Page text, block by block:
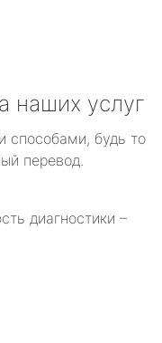
наших услуг
будь то
перевод.
диагностики –